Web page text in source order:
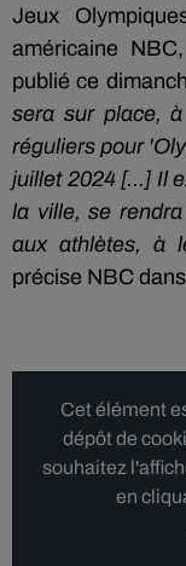
Jeux
américaine
publié ce
sera sur place,
réguliers pour
juillet 2024 [...] Il
la ville, se
aux athlètes, à
précise NBC
Cet élément
dépôt de
souhaitez
en